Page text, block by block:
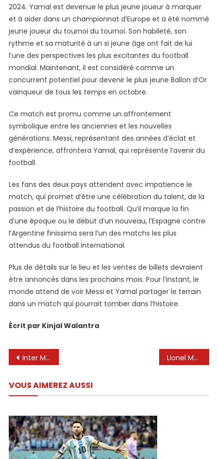
2024. Yamal est devenue le plus jeune joueur à marquer
et à aider dans un championnat d’Europe et a été nommé
jeune joueur du tournoi du tournoi. Son habileté, son
rythme et sa maturité à un si jeune âge ont fait de lui
l’une des perspectives les plus excitantes du football
mondial. Maintenant, il est considéré comme un
concurrent potentiel pour devenir le plus jeune Ballon d’Or
vainqueur de tous les temps en octobre.
Ce match est promu comme un affrontement
symbolique entre les anciennes et les nouvelles
générations. Messi, représentant des années d’éclat et
d’expérience, affrontera Yamal, qui représente l’avenir du
football.
Les fans des deux pays attendent avec impatience le
match, qui promet d’être une célébration du talent, de la
passion et de l’histoire du football. Qu’il marque la fin
d’une époque ou le début d’un nouveau, l’Espagne contre
l’Argentine finissima sera l’un des matchs les plus
attendus du football international.
Plus de détails sur le lieu et les ventes de billets devraient
être annoncés dans les prochains mois. Pour l’instant, le
monde attend de voir Messi et Yamal partager le terrain
dans un match qui pourrait tomber dans l’histoire.
Écrit par Kinjal Walantra
Navigation
l’article
Inter Miami de Lionel Messi Signe Liga MX, vétéran du MLS, William Yarbrough, en tant que gardien de but de secours Lionel Messi et Serxio Buskets ont signé un nouveau record dans l’histoire du football tandemi – Öx
VOUS AIMEREZ AUSSI